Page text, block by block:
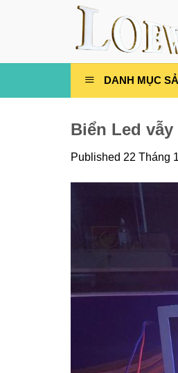
DANH MỤC
Biển Led vẫy
Published 22 Tháng